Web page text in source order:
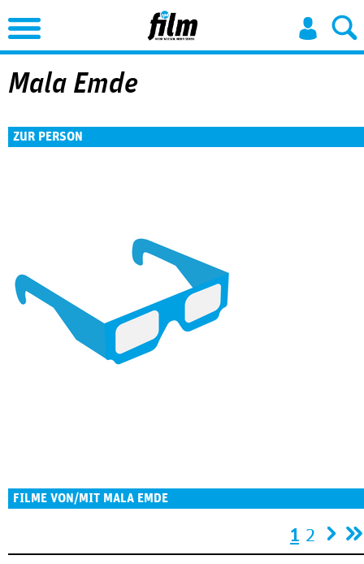
Jump to Navigation
Mala Emde
ZUR PERSON
FILME VON/MIT MALA EMDE
1 2